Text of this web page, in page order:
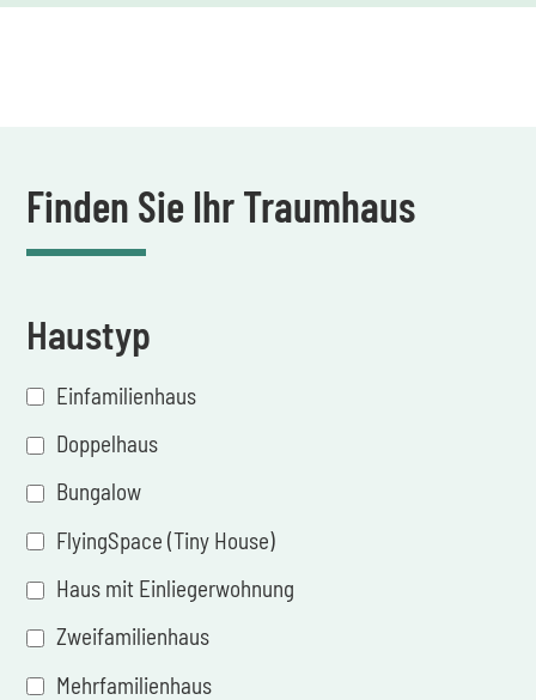
Finden Sie Ihr Traumhaus
Haustyp
Einfamilienhaus
Doppelhaus
Bungalow
FlyingSpace (Tiny House)
Haus mit Einliegerwohnung
Zweifamilienhaus
Mehrfamilienhaus